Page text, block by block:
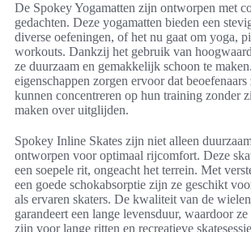
De Spokey Yogamatten zijn ontworpen met
gedachten. Deze yogamatten bieden een
diverse oefeningen, of het nu gaat om yoga,
workouts. Dankzij het gebruik van
ze duurzaam en gemakkelijk schoon te
eigenschappen zorgen ervoor dat
kunnen concentreren op hun training zonder
maken over uitglijden.
Spokey Inline Skates zijn niet alleen
ontworpen voor optimaal rijcomfort. Deze
een soepele rit, ongeacht het terrein. Met
een goede schokabsorptie zijn ze geschikt
als ervaren skaters. De kwaliteit van de
garandeert een lange levensduur, waardoor
zijn voor lange ritten en recreatieve